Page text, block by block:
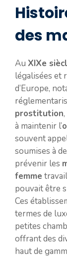
des
Au XIXe
légalisées et
d’Europe,
prostitution
à maintenir l’
souvent
soumises à
prévenir les
femme
pouvait être
Ces
termes de
petites
offrant des
haut de